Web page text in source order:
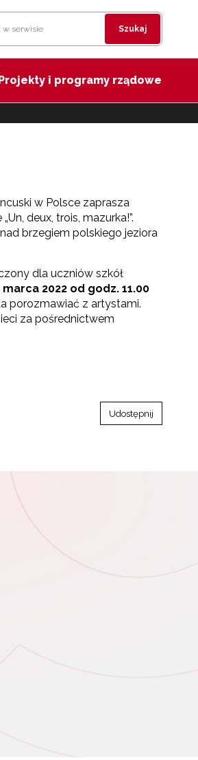
Szukaj
i programy rządowe
w Polsce zaprasza
deux, trois, mazurka!”.
brzegiem polskiego jeziora
dla uczniów szkół
marca 2022 od godz. 11.00
porozmawiać z artystami.
za pośrednictwem
Udostępnij